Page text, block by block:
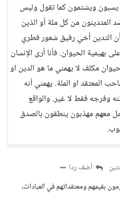
ويشتمون كما تقول وليس
المتدينون من كل ملة أو الذين
التدين أخي رفيق شعور فطري
بهيمية الحيوان. فأنا أرى الإنسان
مكلف لا يهمني ما هو الدين او
المعتقد او الملة. يهمني أنه
وفرجه فقط لا غير. والواقع
معهم مهذبون ينطقون بالصدق
أضف ردا
بقيمهم ومعتقداتهم في العبادات،